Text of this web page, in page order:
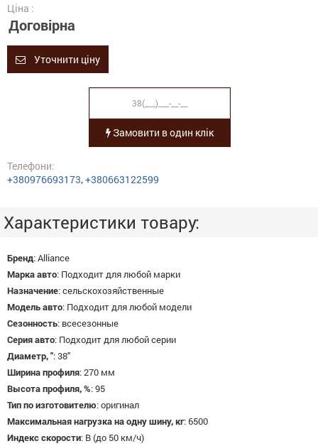
Ціна :
Договірна
Уточнити ціну
Замовити в один клік
Телефони:
+380976693173,+380663122599
Характеристики товару:
Бренд:Alliance
Марка авто: Подходит для любой марки
Назначение:сельскохозяйственные
Модель авто: Подходит для любой модели
Сезонность: всесезонные
Серия авто: Подходит для любой серии
Диаметр, ":38"
Ширина профиля:270 мм
Высота профиля, %:95
Тип по изготовителю:оригинал
Максимальная нагрузка на одну шину, кг:6500
Индекс скорости: B (до 50 км/ч)